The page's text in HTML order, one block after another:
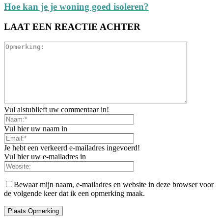
Hoe kan je je woning goed isoleren?
LAAT EEN REACTIE ACHTER
Vul alstublieft uw commentaar in!
Vul hier uw naam in
Je hebt een verkeerd e-mailadres ingevoerd!
Vul hier uw e-mailadres in
Bewaar mijn naam, e-mailadres en website in deze browser voor
de volgende keer dat ik een opmerking maak.